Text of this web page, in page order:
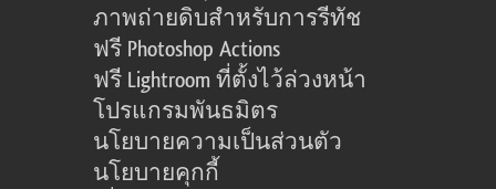
ภาพถ่ายดิบสำหรับการรีทัช
ฟรี Photoshop Actions
ฟรี Lightroom ที่ตั้งไว้ล่วงหน้า
โปรแกรมพันธมิตร
นโยบายความเป็นส่วนตัว
นโยบายคุกกี้